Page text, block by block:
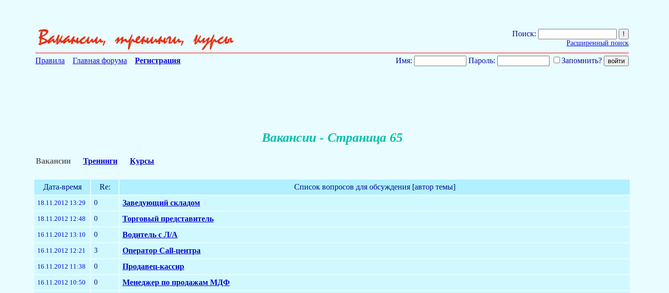
Поиск:
Расширенный поиск
Правила Главная форума Регистрация Имя: Пароль: Запомнить?
Вакансии - Страница 65
Вакансии Тренинги Курсы
Дата-время Re: Список вопросов для обсуждения [автор темы]
18.11.2012 13:29 0 Заведующий складом
18.11.2012 12:48 0 Торговый представитель
16.11.2012 13:10 0 Водитель с Л/А
16.11.2012 12:21 3 Оператор Call-центра
16.11.2012 11:38 0 Продавец-кассир
16.11.2012 10:50 0 Менеджер по продажам МДФ